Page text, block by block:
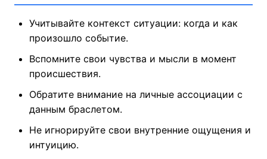
Учитывайте контекст ситуации: когда и как
произошло событие.
Вспомните свои чувства и мысли в момент
происшествия.
Обратите внимание на личные ассоциации с
данным браслетом.
Не игнорируйте свои внутренние ощущения и
интуицию.